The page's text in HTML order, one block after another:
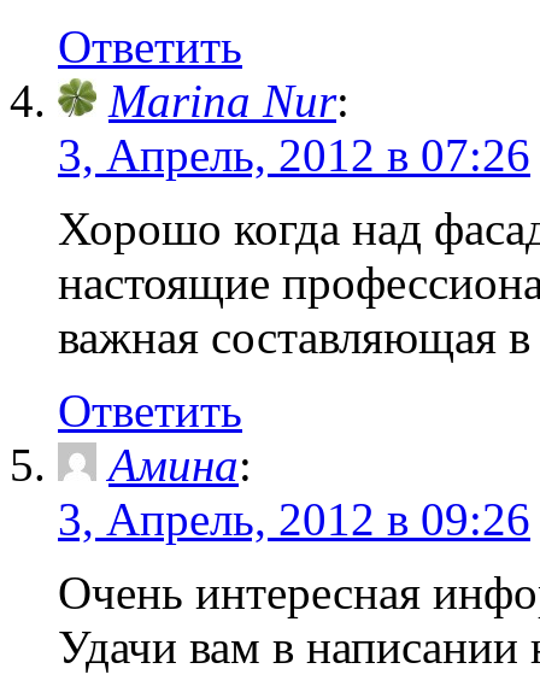
Ответить
Marina Nur:
3, Апрель, 2012 в 07:26
Хорошо когда над
настоящие
важная составляющая
Ответить
Амина:
3, Апрель, 2012 в 09:26
Очень интересная
Удачи вам в написании